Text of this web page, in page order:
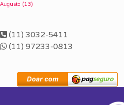
Augusto (13)
(11) 3032-5411
(11) 97233-0813